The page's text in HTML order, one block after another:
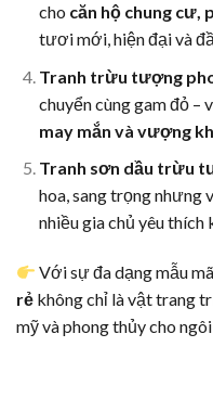
cho căn hộ chung cư,
tươi mới, hiện đại và
Tranh trừu tượng
chuyển cùng gam đỏ –
may mắn và vượng
Tranh sơn dầu trừu
hoa, sang trọng nhưng
nhiều gia chủ yêu
Với sự đa dạng mẫu
rẻ không chỉ là vật trang
mỹ và phong thủy cho ngôi